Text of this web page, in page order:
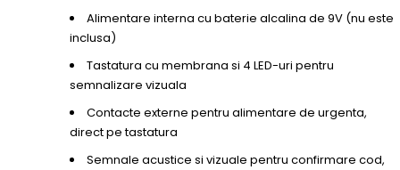
Alimentare interna cu baterie alcalina de 9V (nu este
inclusa)
Tastatura cu membrana si 4 LED-uri pentru
semnalizare vizuala
Contacte externe pentru alimentare de urgenta,
direct pe tastatura
Semnale acustice si vizuale pentru confirmare cod,